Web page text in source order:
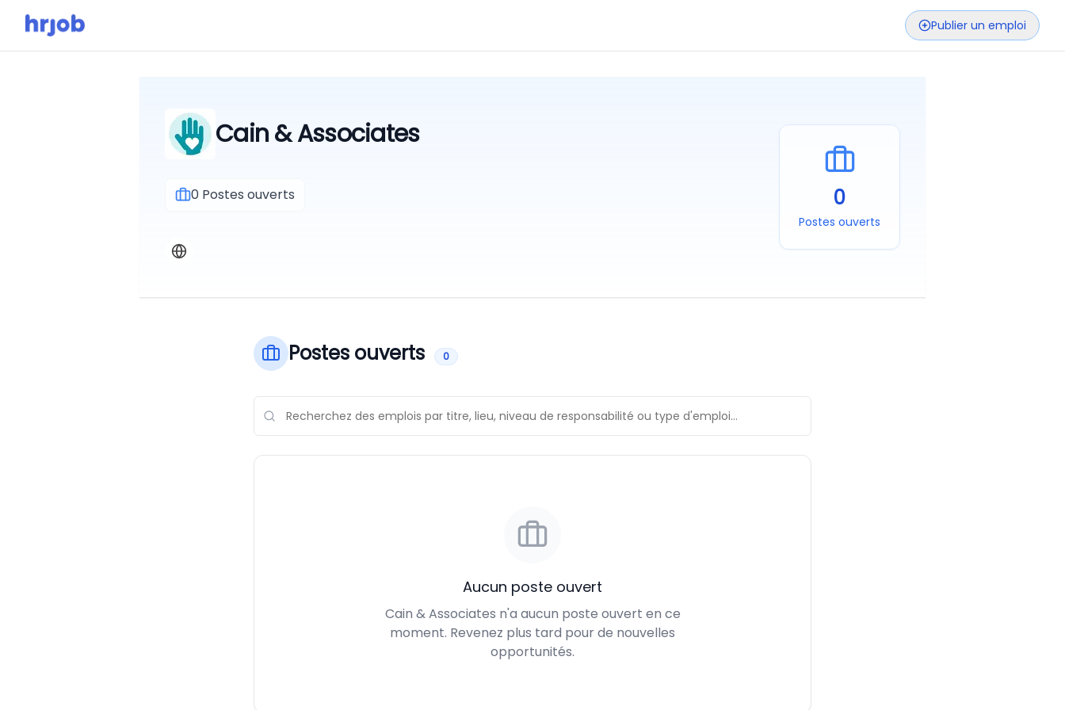
Publier un emploi
Cain & Associates
0 Postes ouverts 0
Postes ouverts
Postes ouverts 0
Aucun poste ouvert
Cain & Associates n'a aucun poste ouvert en ce
moment. Revenez plus tard pour de nouvelles
opportunités.